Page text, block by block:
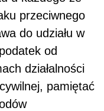
przeciwnego
do udziału w
od
działalności
pamiętać